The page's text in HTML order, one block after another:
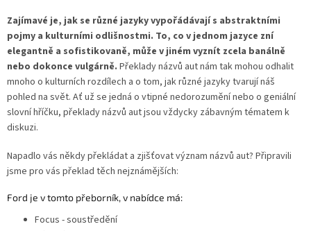
Zajímavé je, jak se různé jazyky vypořádávají s abstraktními
pojmy a kulturními odlišnostmi. To, co v jednom jazyce zní
elegantně a sofistikovaně, může v jiném vyznít zcela banálně
nebo dokonce vulgárně. Překlady názvů aut nám tak mohou odhalit
mnoho o kulturních rozdílech a o tom, jak různé jazyky tvarují náš
pohled na svět. Ať už se jedná o vtipné nedorozumění nebo o geniální
slovní hříčku, překlady názvů aut jsou vždycky zábavným tématem k
diskuzi.
Napadlo vás někdy překládat a zjišťovat význam názvů aut? Připravili
jsme pro vás překlad těch nejznámějších:
Ford je v tomto přeborník, v nabídce má:
Focus - soustředění